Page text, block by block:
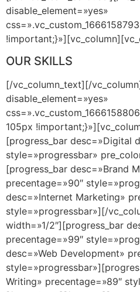
disable_element=»yes»
OUR SKILLS
[/vc_column_text][/
disable_element=»yes»
105px
[progress_bar desc=»Digital
style=»progressbar»
[progress_bar desc=»Brand
precentage=»90″
desc=»Internet Marketing»
style=»progressbar»][/
width=»1/2″][progress_bar
precentage=»99″
desc=»Web Development»
Writing» precentage=»89″